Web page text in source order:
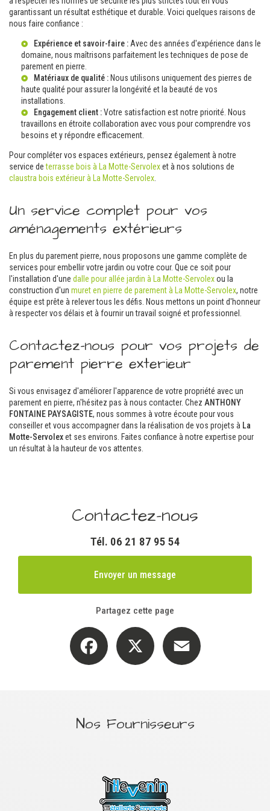
garantissant un résultat esthétique et durable. Voici quelques raisons de
nous faire confiance :
Expérience et savoir-faire : Avec des années d'expérience dans le
domaine, nous maîtrisons parfaitement les techniques de pose de
parement en pierre.
Matériaux de qualité : Nous utilisons uniquement des pierres de
haute qualité pour assurer la longévité et la beauté de vos
installations.
Engagement client :Votre satisfaction est notre priorité. Nous
travaillons en étroite collaboration avec vous pour comprendre vos
besoins et y répondre efficacement.
Pour compléter vos espaces extérieurs, pensez également à notre
service deterrasse bois à La Motte-Servolexet à nos solutions de
claustra bois extérieur à La Motte-Servolex
Un service complet pour vos
aménagements extérieurs
En plus du parement pierre, nous proposons une gamme complète de
services pour embellir votre jardin ou votre cour. Que ce soit pour
l'installation d'une dalle pour allée jardin à La Motte-Servolexou la
construction d'un muret en pierre de parement à La Motte-Servolex, notre
équipe est prête à relever tous les défis. Nous mettons un point d'honneur
à respecter vos délais et à fournir un travail soigné et professionnel.
Contactez-nous pour vos projets de
parement pierre exterieur
Si vous envisagez d'améliorer l'apparence de votre propriété avec un
parement en pierre, n'hésitez pas à nous contacter. Chez ANTHONY
FONTAINE PAYSAGISTE, nous sommes à votre écoute pour vous
conseiller et vous accompagner dans la réalisation de vos projets à La
Motte-Servolexet ses environs. Faites confiance à notre expertise pour
un résultat à la hauteur de vos attentes.
Contactez-nous
Tél. 06 21 87 95 54
Envoyer un message
Partagez cette page
Facebook
Nos Fournisseurs